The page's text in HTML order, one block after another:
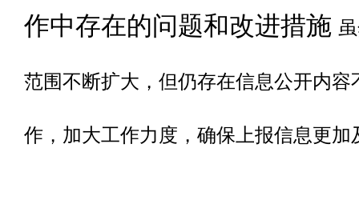
作中存在的问题和改进措施
范围不断扩大，但仍存在信息公开内
作，加大工作力度，确保上报信息更加